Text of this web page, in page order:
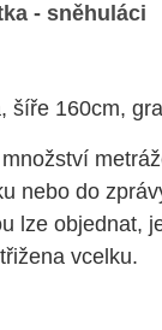
- sněhuláci
šíře 160cm,
nebo do
lze objednat,
vcelku.